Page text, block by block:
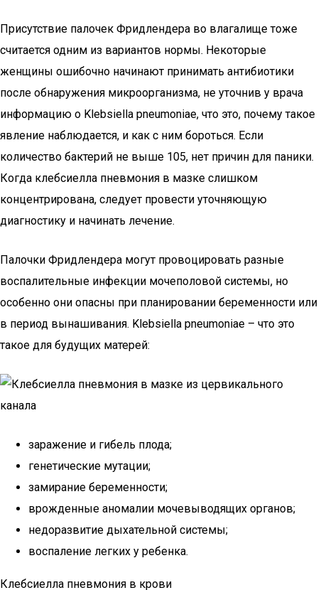
Присутствие палочек Фридлендера во влагалище тоже
считается одним из вариантов нормы. Некоторые
женщины ошибочно начинают принимать антибиотики
после обнаружения микроорганизма, не уточнив у врача
информацию о Klebsiella pneumoniae, что это, почему такое
явление наблюдается, и как с ним бороться. Если
количество бактерий не выше 105, нет причин для паники.
Когда клебсиелла пневмония в мазке слишком
концентрирована, следует провести уточняющую
диагностику и начинать лечение.
Палочки Фридлендера могут провоцировать разные
воспалительные инфекции мочеполовой системы, но
особенно они опасны при планировании беременности или
в период вынашивания. Klebsiella pneumoniae – что это
такое для будущих матерей:
заражение и гибель плода;
генетические мутации;
замирание беременности;
врожденные аномалии мочевыводящих органов;
недоразвитие дыхательной системы;
воспаление легких у ребенка.
Клебсиелла пневмония в крови